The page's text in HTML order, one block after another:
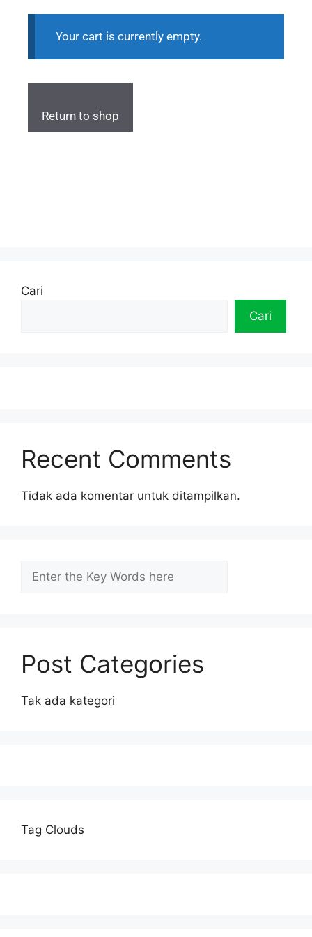
Your cart is currently empty.
Return to shop
Cari
Cari
Recent Comments
Tidak ada komentar untuk ditampilkan.
Post Categories
Tak ada kategori
Tag Clouds